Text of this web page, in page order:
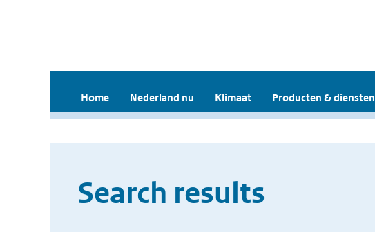
Home Nederland nu Klimaat Producten & diensten
Search results